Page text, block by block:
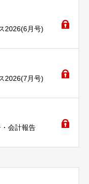
2026(6月号)
2026(7月号)
会計報告